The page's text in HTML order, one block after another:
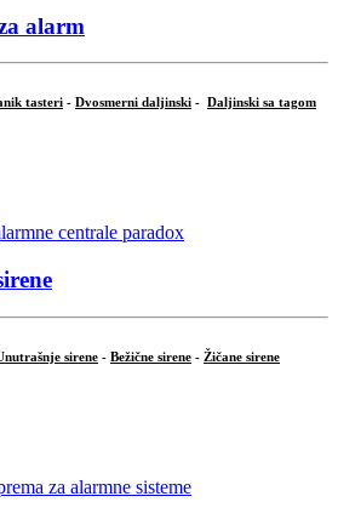
alarm
tasteri - Dvosmerni daljinski - Daljinski sa tagom
sirene - Bežične sirene - Žičane sirene